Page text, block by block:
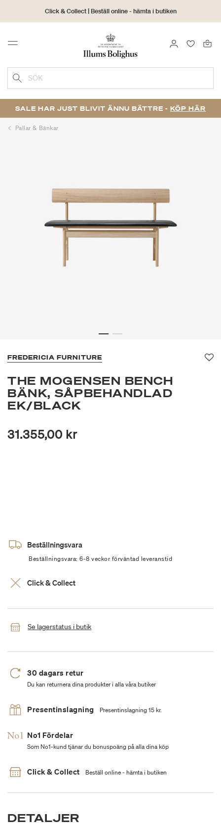
Click & Collect | Beställ online - hämta i butiken
30 dagars returrätt
Menu LOGGA IN
SÖK
SALE HAR JUST BLIVIT ÄNNU BÄTTRE - KÖP HÄR
Pallar & Bänkar
FREDERICIA FURNITURE
THE MOGENSEN BENCH
BÄNK, SÅPBEHANDLAD
EK/BLACK
31.355,00 kr
Beställningsvara
Beställningsvara: 6-8 veckor förväntad leveranstid
Click & Collect
Se lagerstatus i butik
30 dagars retur
Du kan returnera dina produkter i alla våra butiker
Presentinslagning Presentinslagning 15 kr.
No1 Fördelar
Som No1-kund tjänar du bonuspoäng på alla dina köp
Click & Collect Beställ online - hämta i butiken
DETALJER